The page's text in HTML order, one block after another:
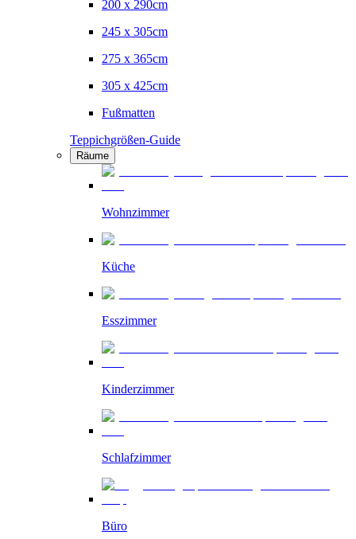
200 x 290cm
245 x 305cm
275 x 365cm
305 x 425cm
Fußmatten
Teppichgrößen-Guide
Räume
Wohnzimmer
Küche
Esszimmer
Kinderzimmer
Schlafzimmer
Büro